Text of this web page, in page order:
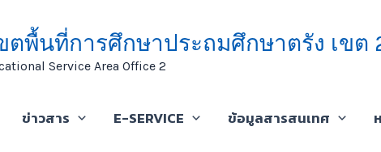
ตพื้นที่การศึกษาประถมศึกษาตรัง เขต
Service Area Office 2
ข่าวสาร E-SERVICE ข้อมูลสารสนเทศ